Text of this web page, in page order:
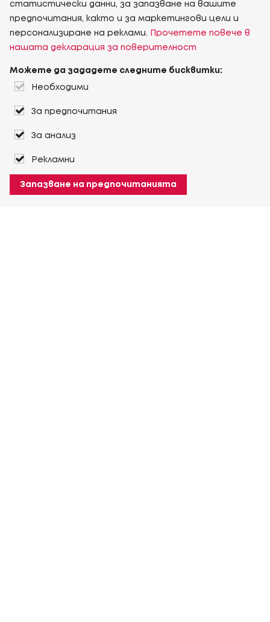
статистически данни, за запазване на вашите
предпочитания, както и за маркетингови цели и
персонализиране на реклами.
Прочетете повече в
нашата декларация за поверителност
Можете да зададете следните бисквитки:
Необходими
За предпочитания
За анализ
Рекламни
Запазване на предпочитанията